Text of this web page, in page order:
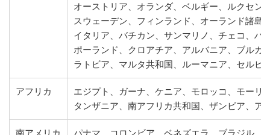
オーストリア、オランダ、ベルギー、ルクセン
スウェーデン、フィンランド、オーランド諸島
イタリア、バチカン、サンマリノ、チェコ、ハ
ポーランド、クロアチア、アルバニア、ブルガ
ラトビア、マルタ共和国、ルーマニア、セルビ
アフリカ
エジプト、ガーナ、ケニア、モロッコ、モーリ
タンザニア、南アフリカ共和国、ザンビア、ア